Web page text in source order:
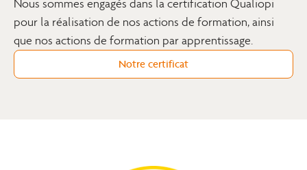
Nous sommes engagés dans la certification Qualiopi
pour la réalisation de nos actions de formation, ainsi
que nos actions de formation par apprentissage.
Notre certificat